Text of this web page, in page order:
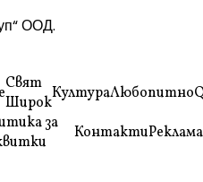
ООД.
Свят
ШирокКултураЛюбопитно
за
КонтактиРеклама